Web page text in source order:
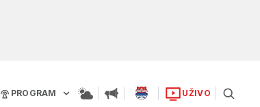
PROGRAM UŽIVO